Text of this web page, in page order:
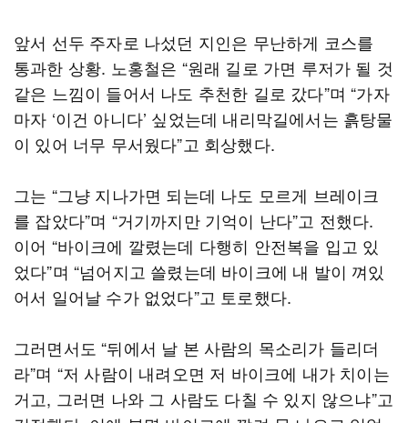
앞서 선두 주자로 나섰던 지인은 무난하게 코스를
통과한 상황. 노홍철은 “원래 길로 가면 루저가 될 것
같은 느낌이 들어서 나도 추천한 길로 갔다”며 “가자
마자 ‘이건 아니다’ 싶었는데 내리막길에서는 흙탕물
이 있어 너무 무서웠다”고 회상했다.
그는 “그냥 지나가면 되는데 나도 모르게 브레이크
를 잡았다”며 “거기까지만 기억이 난다”고 전했다.
이어 “바이크에 깔렸는데 다행히 안전복을 입고 있
었다”며 “넘어지고 쓸렸는데 바이크에 내 발이 껴있
어서 일어날 수가 없었다”고 토로했다.
그러면서도 “뒤에서 날 본 사람의 목소리가 들리더
라”며 “저 사람이 내려오면 저 바이크에 내가 치이는
거고, 그러면 나와 그 사람도 다칠 수 있지 않으냐”고